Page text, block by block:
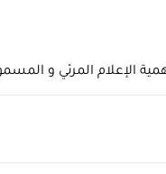
الإعلام المرئي و